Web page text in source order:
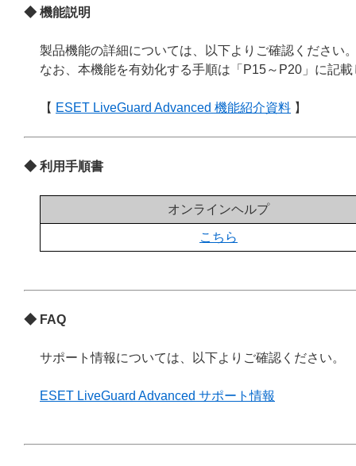
◆ 機能説明
製品機能の詳細については、以下よりご確認ください
なお、本機能を有効化する手順は「P15～P20」に記
【 ESET LiveGuard Advanced 機能紹介資料 】
◆ 利用手順書
オンラインヘルプ
こちら
◆ FAQ
サポート情報については、以下よりご確認ください。
ESET LiveGuard Advanced サポート情報